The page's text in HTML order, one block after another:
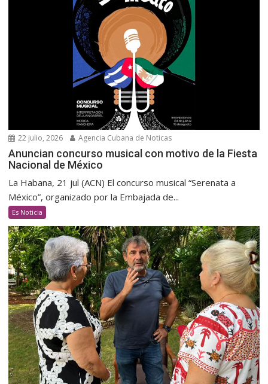
22 julio, 2026 Agencia Cubana de Noticas
Anuncian concurso musical con motivo de la Fiesta
Nacional de México
La Habana, 21 jul (ACN) El concurso musical “Serenata a
México”, organizado por la Embajada de...
Es Noticia